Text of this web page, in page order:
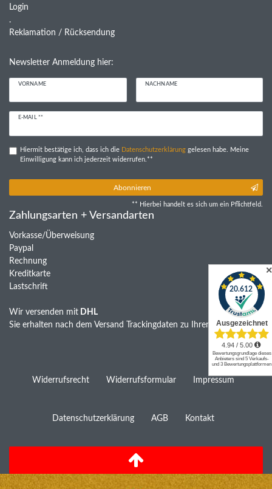
Login
.
Reklamation / Rücksendung
Newsletter Anmeldung hier:
VORNAME NACHNAME
E-MAIL **
Newsletter
Hiermit bestätige ich, dass ich die Daten­schutz­erklärunggelesen habe. Meine
Einwilligung kann ich jederzeit widerrufen.**
Abonnieren
** Hierbei handelt es sich um ein Pflichtfeld.
Zahlungsarten + Versandarten
Vorkasse/Überweisung
Paypal
Rechnung
Kreditkarte
Lastschrift
Wir versenden mit DHL
Sie erhalten nach dem Versand Trackingdaten zu Ihrer Sendung
Widerrufs­recht Widerrufs­formular Impressum
Daten­schutz­erklärung AGB Kontakt
✕